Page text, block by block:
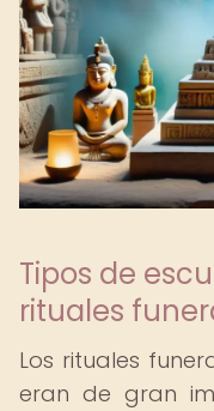
Tipos de
rituales
Los rituales
eran de gran